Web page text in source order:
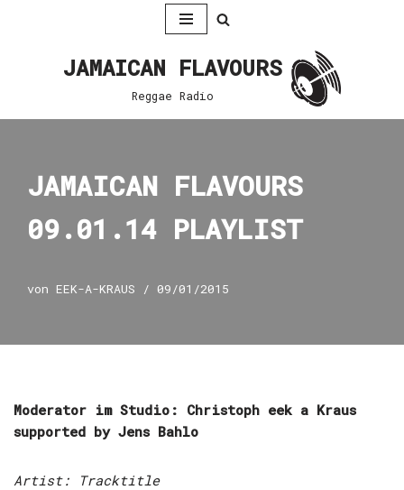
JAMAICAN FLAVOURS
Reggae Radio
JAMAICAN FLAVOURS
09.01.14 PLAYLIST
von EEK-A-KRAUS 09/01/2015
Moderator im Studio: Christoph eek a Kraus
supported by Jens Bahlo
Artist: Tracktitle